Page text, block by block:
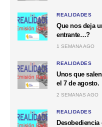
REALIDADES
Que nos deja
entrante…?
1 SEMANA AGO
REALIDADES
Unos que
el 7 de agosto.
2 SEMANAS AGO
REALIDADES
Desobediencia